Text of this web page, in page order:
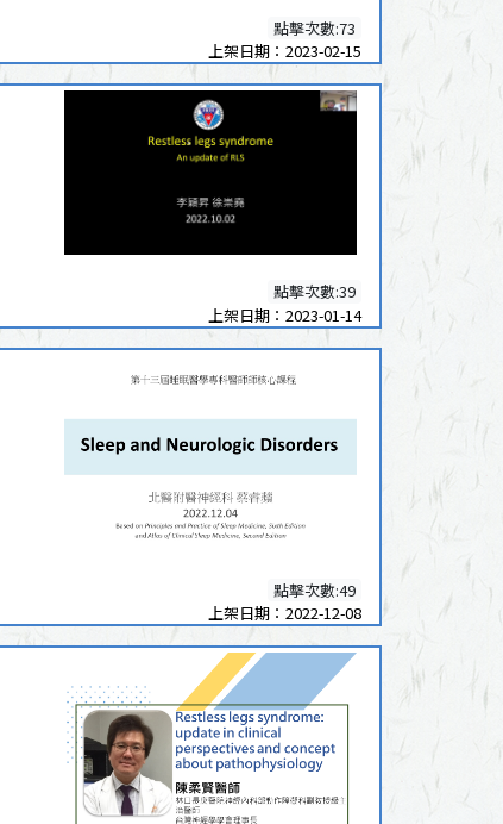
點擊次數:73
上架日期：2023-02-15
點擊次數:39
上架日期：2023-01-14
點擊次數:49
上架日期：2022-12-08